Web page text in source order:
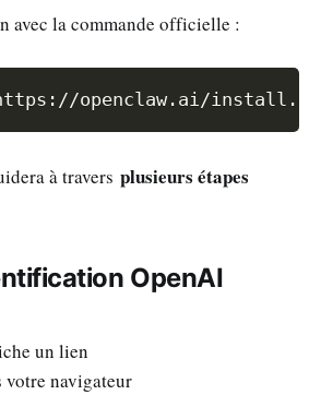
avec la commande officielle :
openclaw.ai/ Copy
à travers plusieurs étapes
OpenAI
un lien
votre navigateur